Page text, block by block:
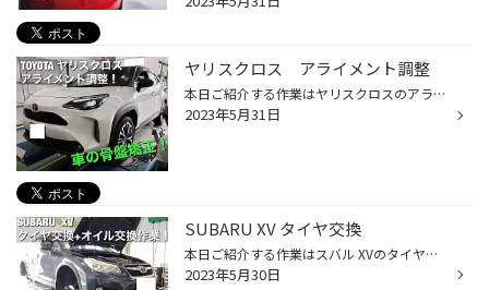
ヤリスクロス アライメント調整
本日ご紹介する作業はヤリスクロスのアライメント調整作業です！ ホイールを縁石にガリってしまったので、ホイールリペアとアライメント調整作業のご依頼でした。 ↓ 今回、縁石に強く当ててしまった左リアの調整は入念に行います。 ホイールリペア、タイヤ交換はもちろん！ 仕上げのアライメント調...
2023年5月31日
SUBARU XV タイヤ交換
本日ご紹介する作業はスバル XVのタイヤ交換作業です！ タイヤ交換をしながら、エンジンオイルの交換もさせていただきました！ タイヤ館では作業予約を電話はもちろん、Webでも予約を承っております！ タイヤ館アプリをご利用にお客様は『マイページ』から作業予約をする事ができますので、 お気軽...
2023年5月30日